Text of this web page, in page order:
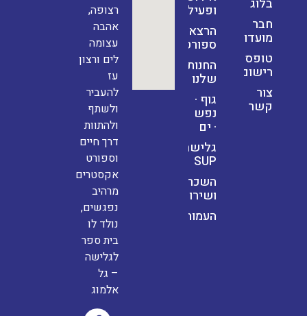
בלוג
חבר
מועדון
טופס
רישום
צור
קשר
ופעילויות
הרצאות
ספורט
החנות
שלנו
גוף ·
נפש
· ים
גלישת
SUP
השכרות
ושירותים
העמותה
רצופה,
אהבה
עצומה
לים ורצון
עז
להעביר
ולשתף
ולהתוות
דרך חיים
וספורט
אקסטרים
מרהיב
נפגשים,
נולד לו
בית ספר
לגלישה
– גל
אלמוג